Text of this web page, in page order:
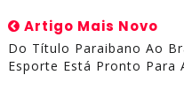
Artigo Mais Novo
Do Título Paraibano Ao
Esporte Está Pronto Para